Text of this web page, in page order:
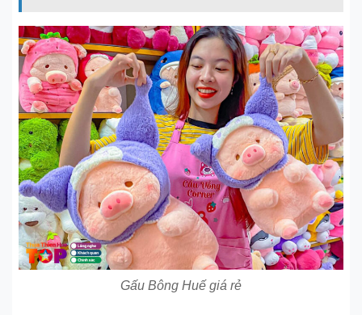
Gấu Bông Huế giá rẻ